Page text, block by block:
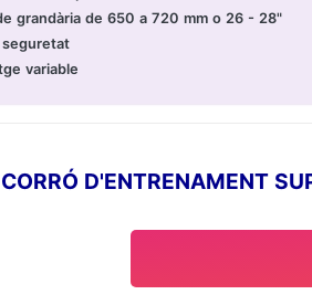
grandària de 650 a 720 mm o 26 - 28"
seguretat
variable
D'ENTRENAMENT